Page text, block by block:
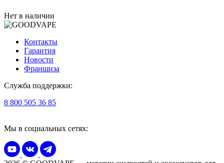
Нет в наличии
Контакты
Гарантия
Новости
Франшиза
Служба поддержки:
8 800 505 36 85
Мы в социальных сетях: